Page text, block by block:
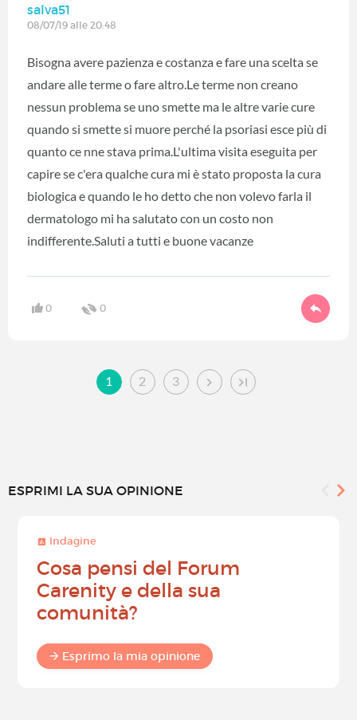
salva51
08/07/19 alle 20:48
Bisogna avere pazienza e costanza e fare una scelta se
andare alle terme o fare altro.Le terme non creano
nessun problema se uno smette ma le altre varie cure
quando si smette si muore perché la psoriasi esce più di
quanto ce nne stava prima.L'ultima visita eseguita per
capire se c'era qualche cura mi è stato proposta la cura
biologica e quando le ho detto che non volevo farla il
dermatologo mi ha salutato con un costo non
indifferente.Saluti a tutti e buone vacanze
0 0
1 2 3
ESPRIMI LA SUA OPINIONE
Indagine
Cosa pensi del Forum
Carenity e della sua
comunità?
Esprimo la mia opinione